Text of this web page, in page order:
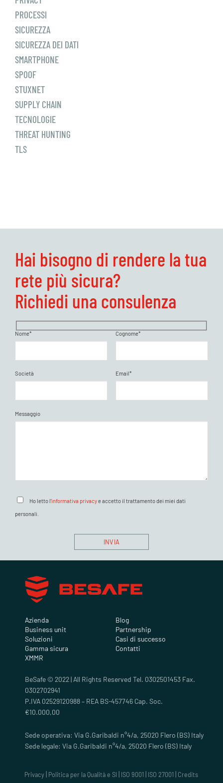
PROCESSI
SICUREZZA
SICUREZZA DEI DATI
SMARTPHONE
SPOOF
STUXNET
SUPPLY CHAIN
TECNOLOGIE
THREAT HUNTING
TLS
Hai bisogno di rendere la tua
rete più sicura?
Richiedi una consulenza
Nome* Cognome*
Società Email*
Messaggio
Ho letto l'informativa privacye accetto il trattamento dei miei dati
personali.
Azienda
Business unit
Soluzioni
Gamma sicura
XMMR
Blog
Partnership
Casi di successo
Contatti
BeSafe © 2022 | All Rights Reserved Tel. 0302501453 Fax.
0302702941
P.IVA 02529120988 – REA BS-457746 Cap. Soc.
€10.000,00
Sede operativa: Via G.Garibaldi n°4/a, 25020 Flero (BS) Italy
Sede legale: Via G.Garibaldi n°4/a, 25020 Flero (BS) Italy
Privacy Politica per la Qualità e SI ISO 9001 ISO 27001 Credits